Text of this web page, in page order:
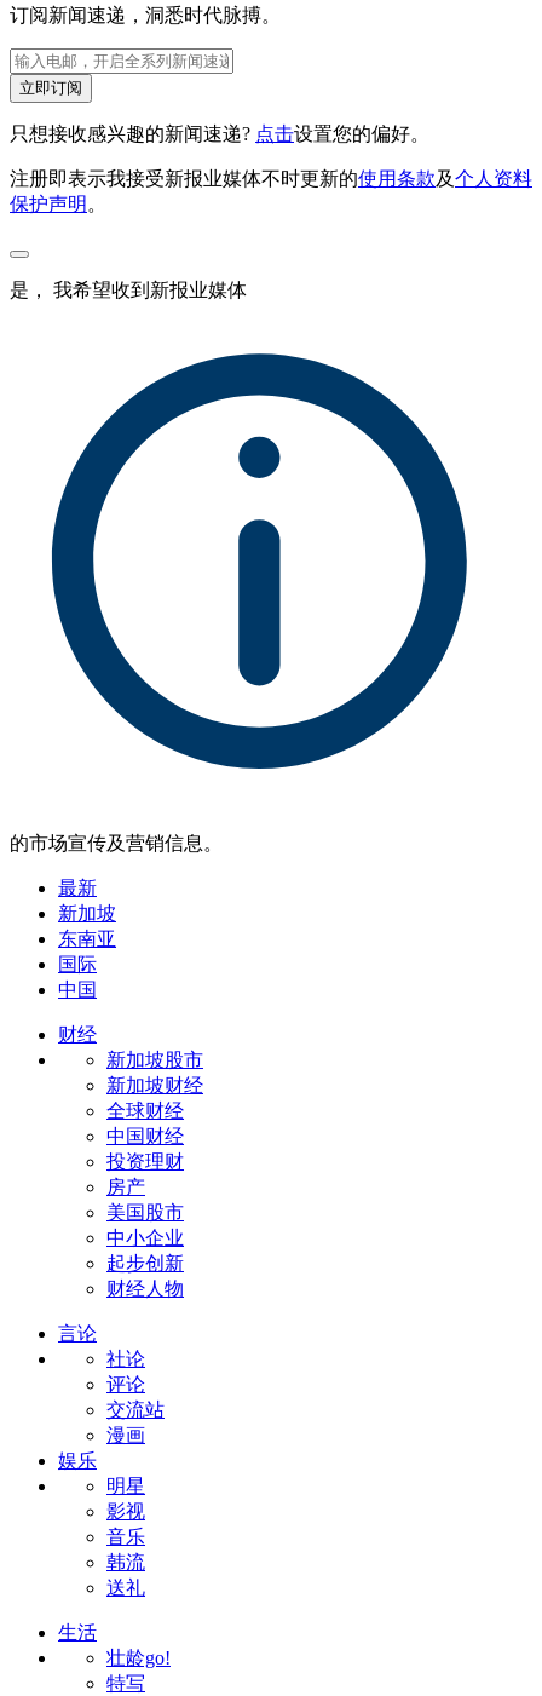
订阅新闻速递，洞悉时代脉搏。
立即订阅
只想接收感兴趣的新闻速递? 点击设置您的偏好。
注册即表示我接受新报业媒体不时更新的使用条款及个人资料
保护声明 。
是， 我希望收到新报业媒体
的市场宣传及营销信息。
最新
新加坡
东南亚
国际
中国
财经
新加坡股市
新加坡财经
全球财经
中国财经
投资理财
房产
美国股市
中小企业
起步创新
财经人物
言论
社论
评论
交流站
漫画
娱乐
明星
影视
音乐
韩流
送礼
生活
壮龄go!
特写